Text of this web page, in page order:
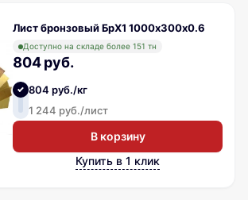
Лист бронзовый БрХ1 1000х300х0.6
Доступно на складе более 151 тн
804 руб.
804 руб./кг
1 244 руб./лист
В корзину
Купить в 1 клик